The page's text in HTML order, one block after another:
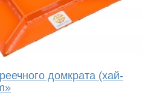
домкрата (хай-